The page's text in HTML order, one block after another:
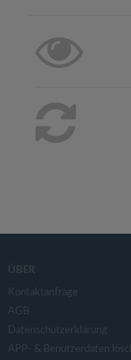
ÜBER
Kontaktanfrage
AGB
Datenschutzerklärung
APP- & Benutzerdaten